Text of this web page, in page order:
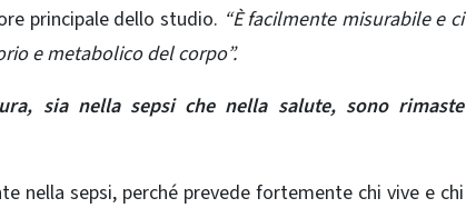
principale dello studio. “È facilmente misurabile e ci
e metabolico del corpo”.
sia nella sepsi che nella salute, sono rimaste
nella sepsi, perché prevede fortemente chi vive e chi